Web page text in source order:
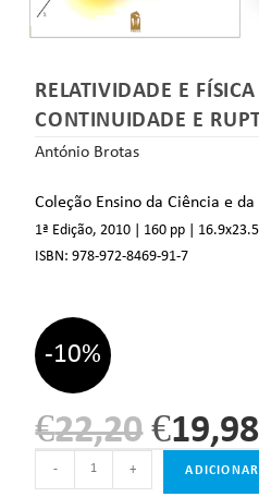
RELATIVIDADE E
CONTINUIDADE E
António Brotas
Coleção Ensino da Ciência e da
1ª Edição, 2010 | 160 pp | 16.9
ISBN:978-972-8469-91-7
-10%
€22,20 €19,98
- + ADICIONAR